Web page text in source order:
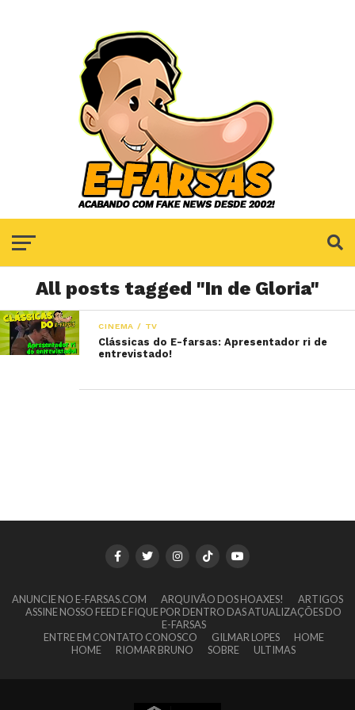
All posts tagged "In de Gloria"
CINEMA / TV
Clássicas do E-farsas: Apresentador ri de
entrevistado!
ANUNCIE NO E-FARSAS.COM ARQUIVÃO DOS HOAXES!
ARTIGOS
ASSINE NOSSO FEED E FIQUE POR DENTRO DAS ATUALIZAÇÕES DO
E-FARSAS
ENTRE EM CONTATO CONOSCO
GILMAR LOPES
HOME
HOME
RIOMAR BRUNO SOBRE ULTIMAS